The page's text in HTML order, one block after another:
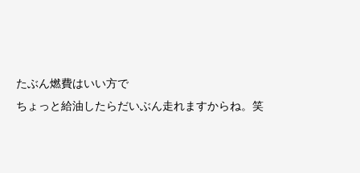
たぶん燃費はいい方で
ちょっと給油したらだいぶん走れますからね。笑